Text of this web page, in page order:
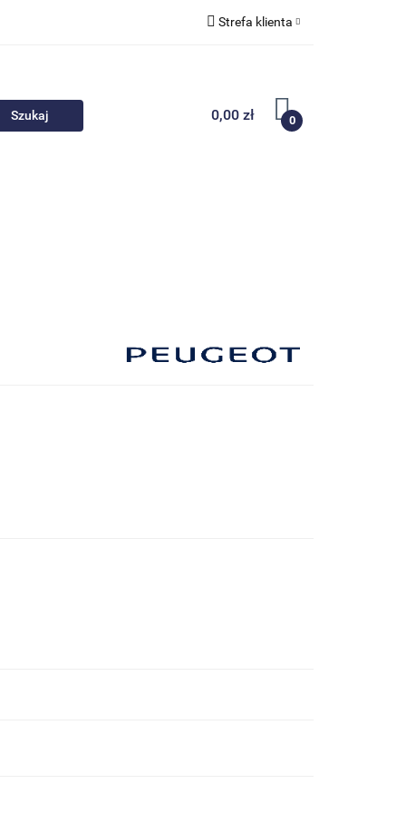
Strefa klienta
Zarejestruj się
Dodaj zgłoszenie
0,00 zł 0